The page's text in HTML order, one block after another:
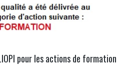
pour les actions de formation